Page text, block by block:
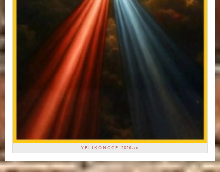
V E L I K O N O C E - 2026 a.d.